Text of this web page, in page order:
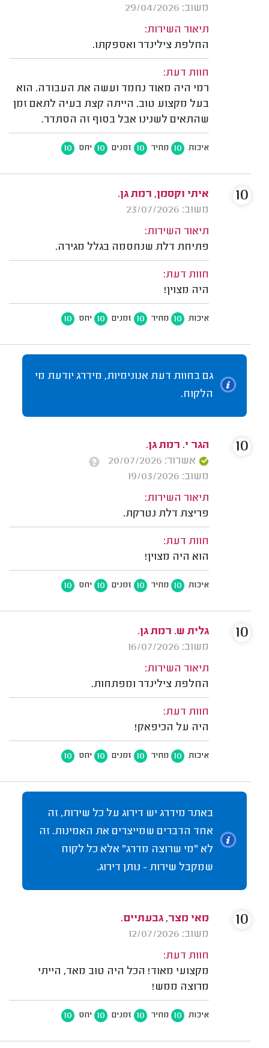
משוב: 29/04/2026
תיאור השירות:
החלפת צילינדר ואספקתו.
חוות דעת:
רמי היה מאוד נחמד ועשה את העבודה. הוא
בעל מקצוע טוב. הייתה קצת בעיה לתאם זמן
שהתאים לשנינו אבל בסוף זה הסתדר.
איכות 10 מחיר 10 זמנים 10 יחס 10
איתי וקסמן, רמת גן.
משוב: 23/07/2026
תיאור השירות:
פתיחת דלת שנחסמה בגלל מגירה.
חוות דעת:
היה מצוין!
איכות 10 מחיר 10 זמנים 10 יחס 10
10
גם בחוות דעת אנונימיות, מידרג יודעת מי
הלקוח.
הגר י. רמת גן.
אשרור: 20/07/2026
משוב: 19/03/2026
תיאור השירות:
פריצת דלת נטרקת.
חוות דעת:
הוא היה מצוין!
איכות 10 מחיר 10 זמנים 10 יחס 10
10
גלית ש. רמת גן.
משוב: 16/07/2026
תיאור השירות:
החלפת צילינדר ומפתחות.
חוות דעת:
היה על הכיפאק!
איכות 10 מחיר 10 זמנים 10 יחס 10
10
באתר מידרג יש דירוג על כל שירות, זה
אחד הדברים שמייצרים את האמינות. זה
לא "מי שרוצה מדרג" אלא כל לקוח
שמקבל שירות - נותן דירוג.
מאי מצר, גבעתיים.
משוב: 12/07/2026
חוות דעת:
מקצועי מאוד! הכל היה טוב מאד, הייתי
מרוצה ממש!
איכות 10 מחיר 10 זמנים 10 יחס 10
10